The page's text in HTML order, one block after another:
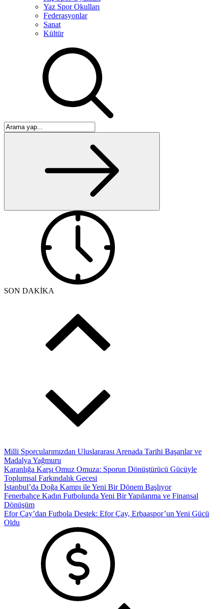
Yaz Spor Okulları
Federasyonlar
Sanat
Kültür
SON DAKİKA
Milli Sporcularımızdan Uluslararası Arenada Tarihi Başarılar ve
Madalya Yağmuru
Karanlığa Karşı Omuz Omuza: Sporun Dönüştürücü Gücüyle
Toplumsal Farkındalık Gecesi
İstanbul’da Doğa Kampı ile Yeni Bir Dönem Başlıyor
Fenerbahçe Kadın Futbolunda Yeni Bir Yapılanma ve Finansal
Dönüşüm
Efor Çay’dan Futbola Destek: Efor Çay, Erbaaspor’un Yeni Gücü
Oldu